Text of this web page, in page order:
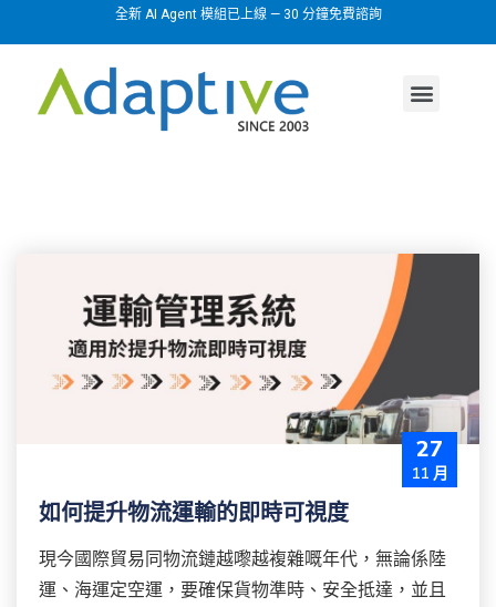
全新 AI Agent 模組已上線 — 30 分鐘免費諮詢
27
11 月
如何提升物流運輸的即時可視度
現今國際貿易同物流鏈越嚟越複雜嘅年代，無論係陸
運、海運定空運，要確保貨物準時、安全抵達，並且